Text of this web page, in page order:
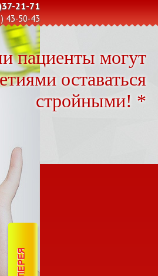
21-71
43-50-43
пациенты могут
оставаться
стройными! *